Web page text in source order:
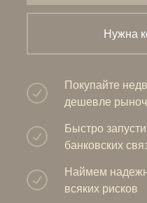
Нужна
Покупайте
дешевле
Наймем
всяких рисков
Быстро
банковских